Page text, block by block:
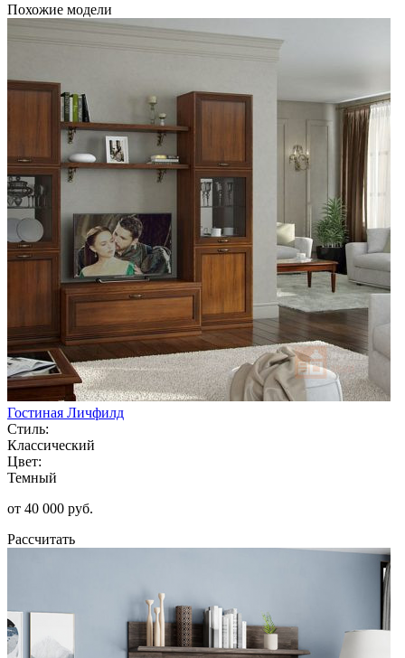
Похожие модели
Гостиная Личфилд
Стиль:
Классический
Цвет:
Темный
от 40 000 руб.
Рассчитать